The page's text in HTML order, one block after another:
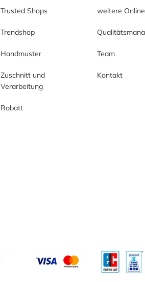
Trusted Shops
Trendshop
Handmuster
Zuschnitt und
Verarbeitung
Rabatt
weitere
Team
Kontakt